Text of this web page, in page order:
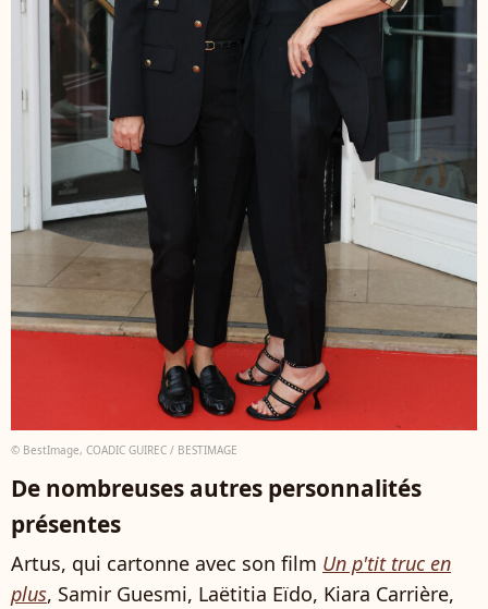
© BestImage, COADIC GUIREC / BESTIMAGE
De nombreuses autres personnalités
présentes
Artus, qui cartonne avec son film Un p'tit truc en
plus, Samir Guesmi, Laëtitia Eïdo, Kiara Carrière,